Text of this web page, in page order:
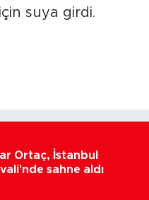
suya girdi.
Ortaç, İstanbul
sahne aldı